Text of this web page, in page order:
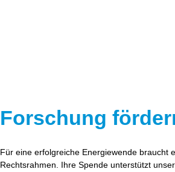
Forschung
Für eine erfolgreiche Energiewende braucht
Rechtsrahmen. Ihre Spende unterstützt